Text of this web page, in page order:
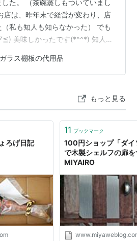
た。 （茶碗蒸しもついていまし
店は、昨年末で経営が変わり、店
私も知人も知らなかった） でも
美味しかったです(*^^*) 知人と
ました（突っ張り棒は家にあっ
ス棚板は、1枚粉々に割れて怖い思
ことを教えてくれました。 つづ
雑談・日記を書きたい人のグル
ガラス棚板の代用品
もっと見る
ろげ日記
11 ブックマーク
100円ショップ「ダイ
で木製シェルフの扉
MIYAIRO